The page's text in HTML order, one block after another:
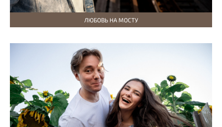
ЛЮБОВЬ НА МОСТУ